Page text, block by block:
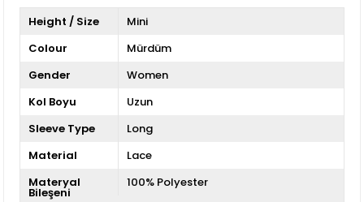
Height / Size
Mini
Colour
Mürdüm
Gender
Women
Kol Boyu
Uzun
Sleeve Type
Long
Material
Lace
Materyal
Bileşeni
100% Polyester